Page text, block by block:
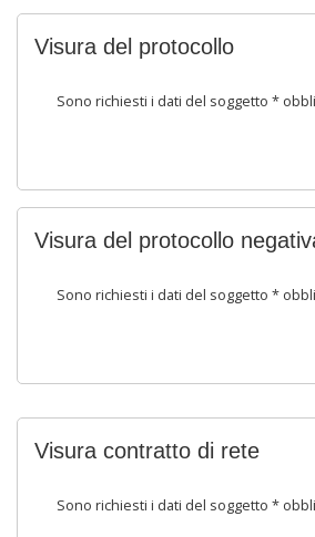
Visura del protocollo
Sono richiesti i dati del soggetto *
Visura del protocollo
Sono richiesti i dati del soggetto *
Visura contratto di rete
Sono richiesti i dati del soggetto *